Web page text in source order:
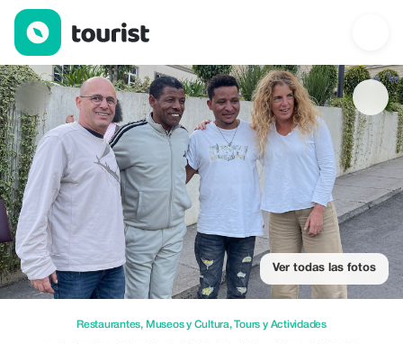
Explore Addis Ababa — Restaurantes | Up to 20% off | Tourist
Ver todas las fotos
Restaurantes, Museos y Cultura,Tours y Actividades